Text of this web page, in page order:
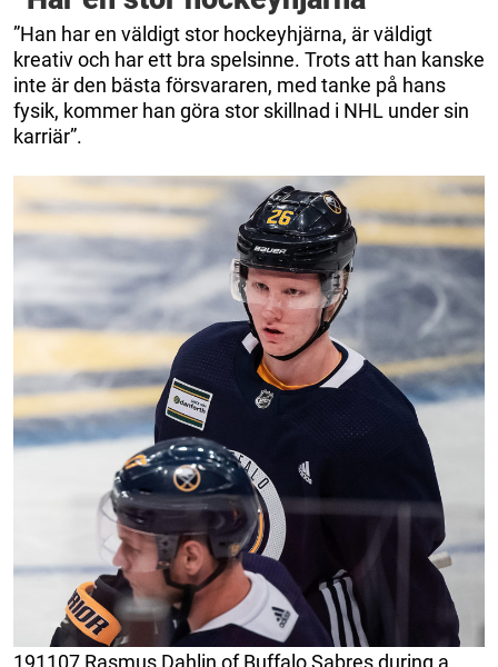
”Han har en väldigt stor hockeyhjärna, är väldigt
kreativ och har ett bra spelsinne. Trots att han kanske
inte är den bästa försvararen, med tanke på hans
fysik, kommer han göra stor skillnad i NHL under sin
karriär”.
191107 Rasmus Dahlin of Buffalo Sabres during a